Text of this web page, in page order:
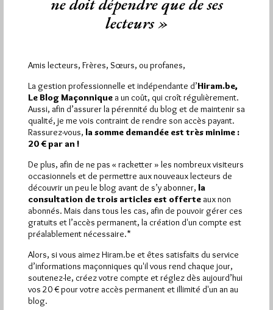
C'est sur le très aristocratique site "Histoires Royales" que l'on
a pu lire fin juillet et sous la signature de…
Rififi à la cathédrale de Canterbury
lecteurs »
Amis lecteurs, Frères, Sœurs, ou profanes,
La gestion professionnelle et indépendante d’Hiram.be,
Le Blog Maçonnique a un coût, qui croît régulièrement.
Aussi, afin d’assurer la pérennité du blog et de maintenir sa
qualité, je me vois contraint de rendre son accès payant.
Rassurez-vous, la somme demandée est très minime :
20 € par an !
De plus, afin de ne pas « racketter » les nombreux visiteurs
occasionnels et de permettre aux nouveaux lecteurs de
découvrir un peu le blog avant de s’y abonner, la
consultation de trois articles est offerte aux non
abonnés. Mais dans tous les cas, afin de pouvoir gérer ces
gratuits et l’accès permanent, la création d'un compte est
préalablement nécessaire.*
Alors, si vous aimez Hiram.be et êtes satisfaits du service
d’informations maçonniques qu'il vous rend chaque jour,
soutenez-le, créez votre compte et réglez dès aujourd’hui
vos 20 € pour votre accès permanent et illimité d'un an au
blog.